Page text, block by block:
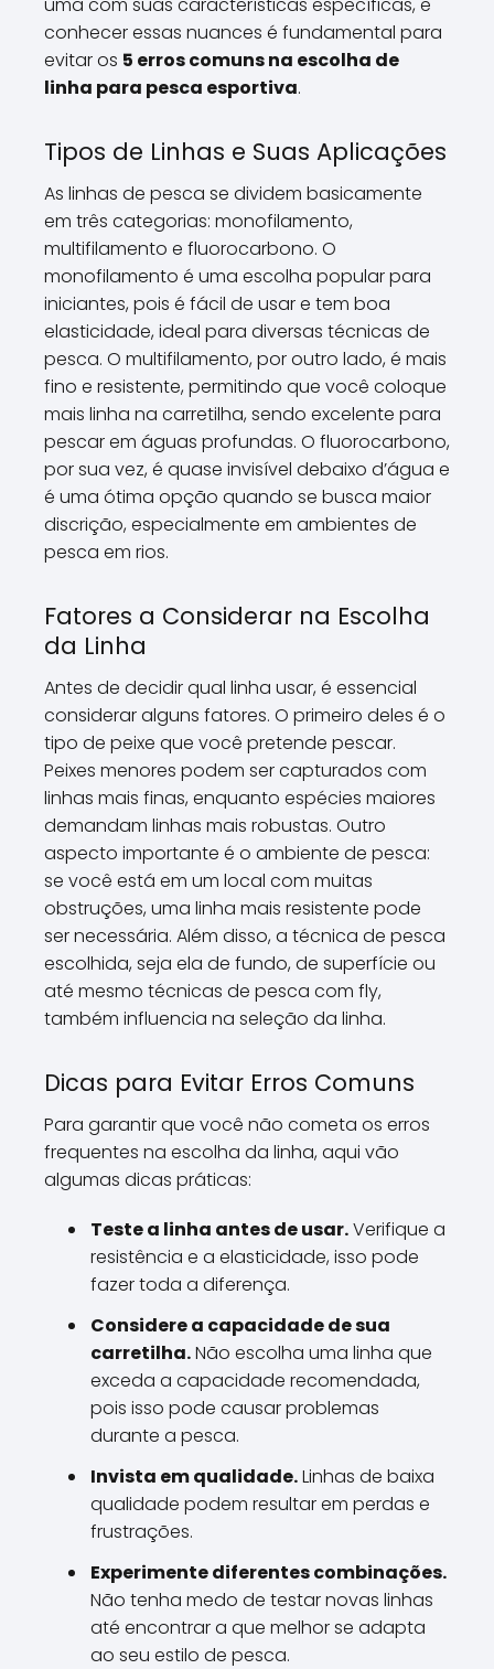
conhecer essas nuances é fundamental para
evitar os 5 erros comuns na escolha de
linha para pesca esportiva.
Tipos de Linhas e Suas Aplicações
As linhas de pesca se dividem basicamente
em três categorias: monofilamento,
multifilamento e fluorocarbono. O
monofilamento é uma escolha popular para
iniciantes, pois é fácil de usar e tem boa
elasticidade, ideal para diversas técnicas de
pesca. O multifilamento, por outro lado, é mais
fino e resistente, permitindo que você coloque
mais linha na carretilha, sendo excelente para
pescar em águas profundas. O fluorocarbono,
por sua vez, é quase invisível debaixo d’água e
é uma ótima opção quando se busca maior
discrição, especialmente em ambientes de
pesca em rios.
Fatores a Considerar na Escolha
da Linha
Antes de decidir qual linha usar, é essencial
considerar alguns fatores. O primeiro deles é o
tipo de peixe que você pretende pescar.
Peixes menores podem ser capturados com
linhas mais finas, enquanto espécies maiores
demandam linhas mais robustas. Outro
aspecto importante é o ambiente de pesca:
se você está em um local com muitas
obstruções, uma linha mais resistente pode
ser necessária. Além disso, a técnica de pesca
escolhida, seja ela de fundo, de superfície ou
até mesmo técnicas de pesca com fly,
também influencia na seleção da linha.
Dicas para Evitar Erros Comuns
Para garantir que você não cometa os erros
frequentes na escolha da linha, aqui vão
algumas dicas práticas:
Teste a linha antes de usar.Verifique a
resistência e a elasticidade, isso pode
fazer toda a diferença.
Considere a capacidade de sua
carretilha.Não escolha uma linha que
exceda a capacidade recomendada,
pois isso pode causar problemas
durante a pesca.
Invista em qualidade.Linhas de baixa
qualidade podem resultar em perdas e
frustrações.
Experimente diferentes combinações.
Não tenha medo de testar novas linhas
até encontrar a que melhor se adapta
ao seu estilo de pesca.